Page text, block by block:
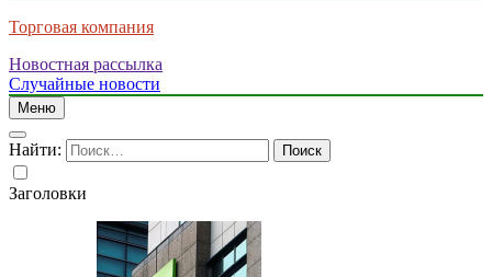
Торговая компания
Новостная рассылка
Случайные новости
Меню
Найти:
Заголовки